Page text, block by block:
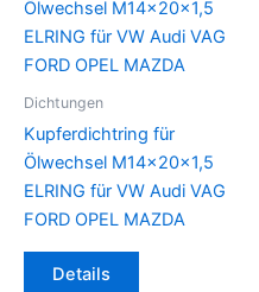
Optionen
können
auf
Produktseite
gewählt
werden
Dichtungen
Kupferdichtring für
Ölwechsel M14x20x1,5
ELRING für VW Audi VAG
FORD OPEL MAZDA
Details
Dieses